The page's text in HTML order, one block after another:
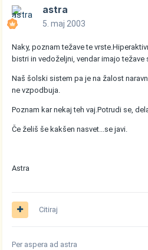
astra
5. maj 2003
Naky, poznam težave te
bistri in vedoželjni, vendar imajo
Naš šolski sistem pa je na žalost
ne vzpodbuja.
Poznam kar nekaj teh vaj.Potrudi se,
Če želiš še kakšen nasvet...se javi.
Astra
Citiraj
Per aspera ad astra